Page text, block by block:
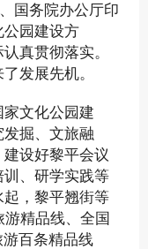
国务院办公厅印
公园建设方
真贯彻落实。
发展先机。
文化公园建
掘、文旅融
设好黎平会议
、研学实践等
，黎平翘街等
精品线、全国
游百条精品线